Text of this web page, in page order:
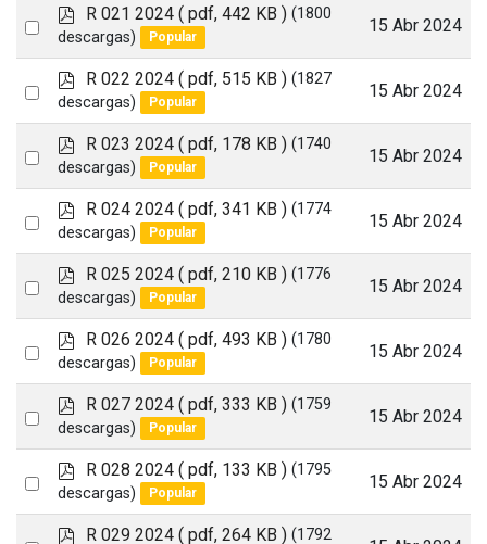
Select
an
item
p
d
f
R 021 2024 ( pdf, 442 KB ) (1800
descargas)
Popular
15 Abr 2024
Select
an
item
p
d
f
R 022 2024 ( pdf, 515 KB ) (1827
descargas)
Popular
15 Abr 2024
Select
an
item
p
d
f
R 023 2024 ( pdf, 178 KB ) (1740
descargas)
Popular
15 Abr 2024
Select
an
item
p
d
f
R 024 2024 ( pdf, 341 KB ) (1774
descargas)
Popular
15 Abr 2024
Select
an
item
p
d
f
R 025 2024 ( pdf, 210 KB ) (1776
descargas)
Popular
15 Abr 2024
Select
an
item
p
d
f
R 026 2024 ( pdf, 493 KB ) (1780
descargas)
Popular
15 Abr 2024
Select
an
item
p
d
f
R 027 2024 ( pdf, 333 KB ) (1759
descargas)
Popular
15 Abr 2024
Select
an
item
p
d
f
R 028 2024 ( pdf, 133 KB ) (1795
descargas)
Popular
15 Abr 2024
pR 029 2024 ( pdf, 264 KB ) (1792